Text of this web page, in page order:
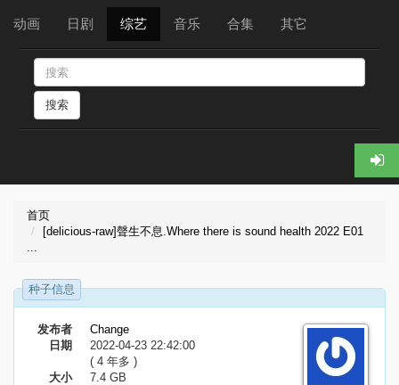
动画 日剧 综艺 音乐 合集 其它
搜索
首页
[delicious-raw]聲生不息.Where there is sound health 2022 E01
...
种子信息
发布者
Change
日期
2022-04-23 22:42:00
( 4 年多 )
大小
7.4 GB